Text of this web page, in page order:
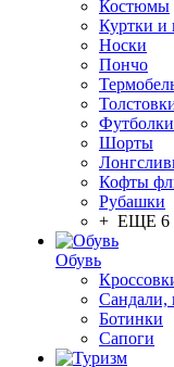
Костюмы
Куртки и
Носки
Пончо
Шорты
Кофты
Рубашки
+ ЕЩЕ 6
Обувь
Ботинки
Сапоги